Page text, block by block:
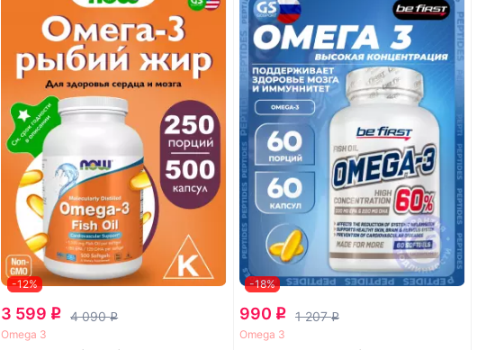
-12%
3 599 q 4 090q
Omega 3
-18%
990 q 1 207q
Omega 3